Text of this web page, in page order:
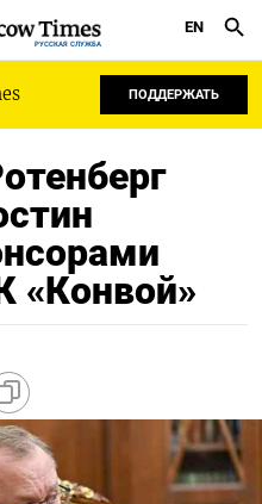
РУССКАЯ СЛУЖБА
EN
ПОДДЕРЖАТЬ
«Конвой»